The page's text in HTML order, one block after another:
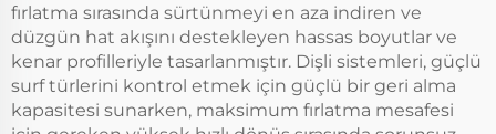
fırlatma sırasında sürtünmeyi en aza indiren ve
düzgün hat akışını destekleyen hassas boyutlar ve
kenar profilleriyle tasarlanmıştır. Dişli sistemleri, güçlü
surf türlerini kontrol etmek için güçlü bir geri alma
kapasitesi sunarken, maksimum fırlatma mesafesi